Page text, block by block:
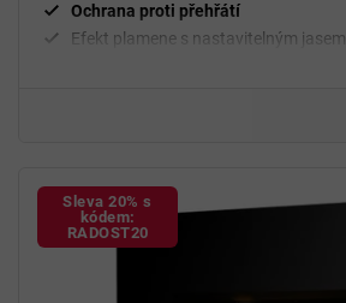
Ochrana proti přehřátí
Efekt plamene s nastavitelným jasem
Sleva 20% s
kódem:
RADOST20